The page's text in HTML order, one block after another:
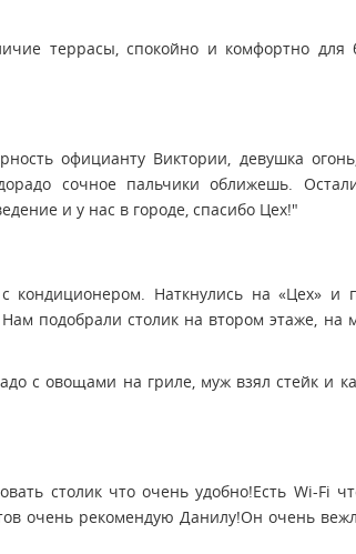
террасы, спокойно и комфортно для
официанту Виктории, девушка
сочное пальчики оближешь.
и у нас в городе, спасибо Цех!"
кондиционером. Наткнулись на «Цех» и
подобрали столик на втором этаже, на
с овощами на гриле, муж взял стейк и
столик что очень удобно!Есть Wi-Fi
очень рекомендую Данилу!Он очень